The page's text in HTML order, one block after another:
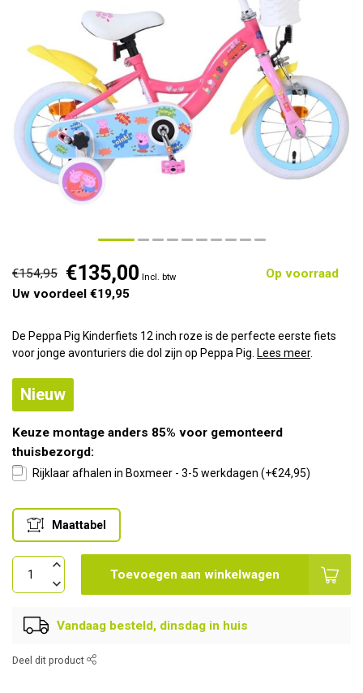
€154,95 €135,00 Incl. btw
Op voorraad
Uw voordeel €19,95
De Peppa Pig Kinderfiets 12 inch roze is de perfecte eerste fiets
voor jonge avonturiers die dol zijn op Peppa Pig. Lees meer.
Nieuw
Keuze montage anders 85% voor gemonteerd
thuisbezorgd:
Rijklaar afhalen in Boxmeer - 3-5 werkdagen (+€24,95)
Maattabel
Toevoegen aan winkelwagen
Vandaag besteld, dinsdag in huis
Deel dit product